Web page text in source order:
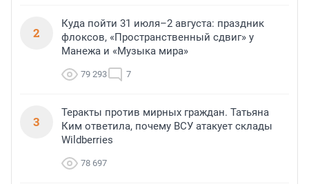
2
Куда пойти 31 июля–2 августа: праздник
флоксов, «Пространственный сдвиг» у
Манежа и «Музыка мира»
79 293 7
3
Теракты против мирных граждан. Татьяна
Ким ответила, почему ВСУ атакует склады
Wildberries
78 697